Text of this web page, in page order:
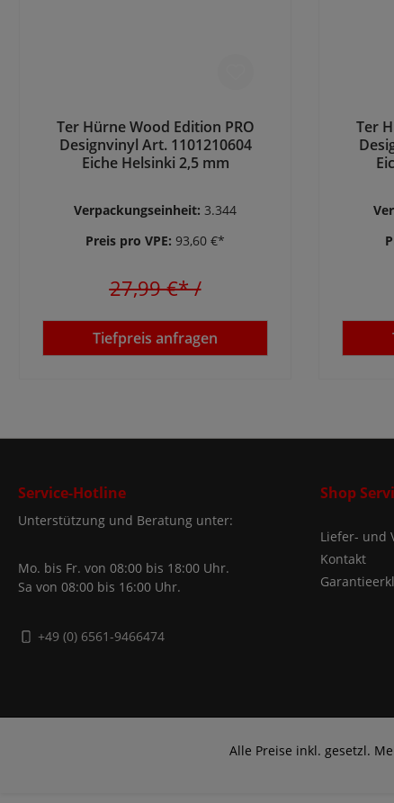
Ter Hürne Wood Edition PRO
Designvinyl Art. 1101210604
Eiche Helsinki 2,5 mm
Verpackungseinheit: 3.344
Preis pro VPE: 93,60 €*
27,99 €*/
Tiefpreis anfragen
Ter
Service-Hotline
Unterstützung und Beratung unter:
Mo. bis Fr. von 08:00 bis 18:00 Uhr.
Sa von 08:00 bis 16:00 Uhr.
+49 (0) 6561-9466474
Shop
Liefer- und
Kontakt
Alle Preise inkl. gesetzl.